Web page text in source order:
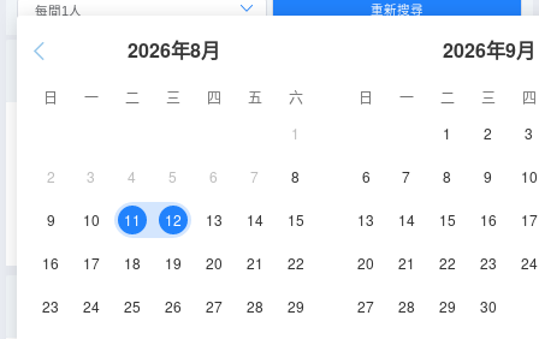
2026年8月
日 一 二 三 四 五
六
1
2 3 4 5 6 7 8
9 10 11 12 13 14 15
16 17 18 19 20 21 22
23 24 25 26 27 28 29
2026年9月
日 一 二 三
四
1
2 3
6 7 8 9 10
13 14 15 16 17
20 21 22 23 24
27 28 29 30
重新搜尋
空調
標準間